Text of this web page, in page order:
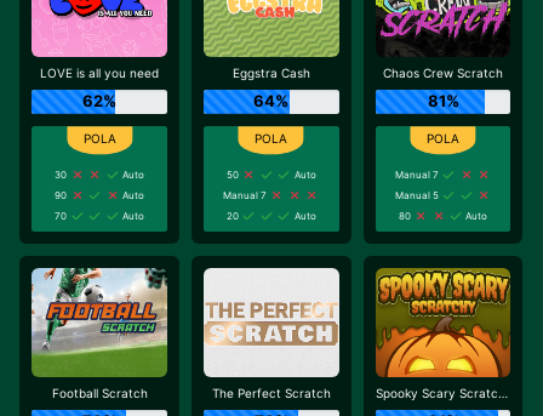
LOVE is all you need
62%
30
Auto
90
Auto
70
Auto
Eggstra Cash
64%
50
Auto
Manual 7
20
Auto
Chaos Crew Scratch
81%
Manual 7
Manual 5
80
Auto
Football Scratch The Perfect Scratch Spooky Scary Scratchy